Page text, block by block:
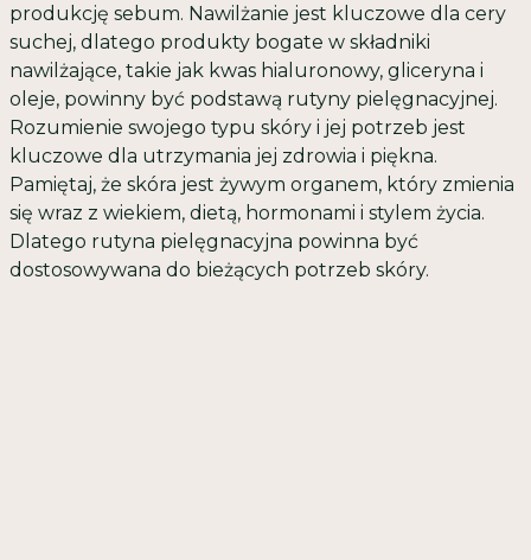
produkcję sebum. Nawilżanie jest kluczowe dla cery
suchej, dlatego produkty bogate w składniki
nawilżające, takie jak kwas hialuronowy, gliceryna i
oleje, powinny być podstawą rutyny pielęgnacyjnej.
Rozumienie swojego typu skóry i jej potrzeb jest
kluczowe dla utrzymania jej zdrowia i piękna.
Pamiętaj, że skóra jest żywym organem, który zmienia
się wraz z wiekiem, dietą, hormonami i stylem życia.
Dlatego rutyna pielęgnacyjna powinna być
dostosowywana do bieżących potrzeb skóry.